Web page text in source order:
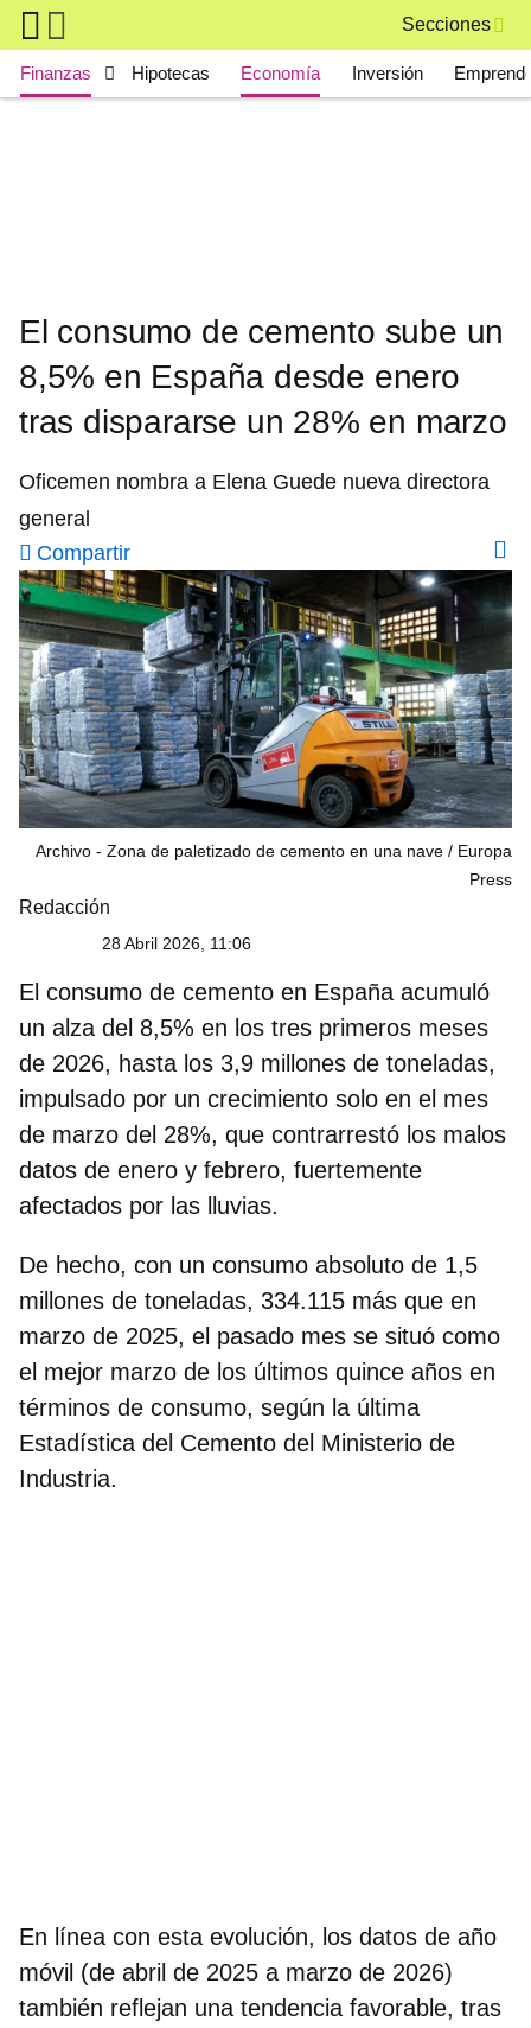
Skip to main content
Secciones
Main navigation
Finanzas Hipotecas Economía Inversión
El consumo de cemento sube un
8,5% en España desde enero
tras dispararse un 28% en marzo
Oficemen nombra a Elena Guede nueva directora
general
Compartir
Archivo - Zona de paletizado de cemento en una nave
Europa
Press
Redacción
28 Abril 2026, 11:06
El consumo de cemento en España acumuló
un alza del 8,5% en los tres primeros meses
de 2026, hasta los 3,9 millones de toneladas,
impulsado por un crecimiento solo en el mes
de marzo del 28%, que contrarrestó los malos
datos de enero y febrero, fuertemente
afectados por las lluvias.
De hecho, con un consumo absoluto de 1,5
millones de toneladas, 334.115 más que en
marzo de 2025, el pasado mes se situó como
el mejor marzo de los últimos quince años en
términos de consumo, según la última
Estadística del Cemento del Ministerio de
Industria.
En línea con esta evolución, los datos de año
móvil (de abril de 2025 a marzo de 2026)
también reflejan una tendencia favorable, tras